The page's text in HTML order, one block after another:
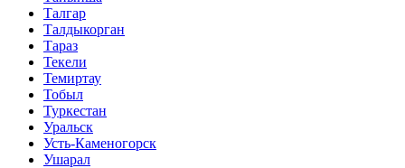
Талгар
Талдыкорган
Тараз
Текели
Темиртау
Тобыл
Туркестан
Уральск
Усть-Каменогорск
Ушарал